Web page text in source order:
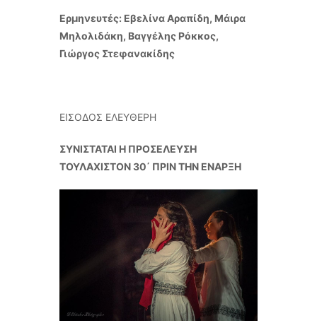
Ερμηνευτές: Εβελίνα Αραπίδη, Μάιρα
Μηλολιδάκη, Βαγγέλης Ρόκκος,
Γιώργος Στεφανακίδης
ΕΙΣΟΔΟΣ ΕΛΕΥΘΕΡΗ
ΣΥΝΙΣΤΑΤΑΙ Η ΠΡΟΣΕΛΕΥΣΗ
ΤΟΥΛΑΧΙΣΤΟΝ 30΄ ΠΡΙΝ ΤΗΝ ΕΝΑΡΞΗ